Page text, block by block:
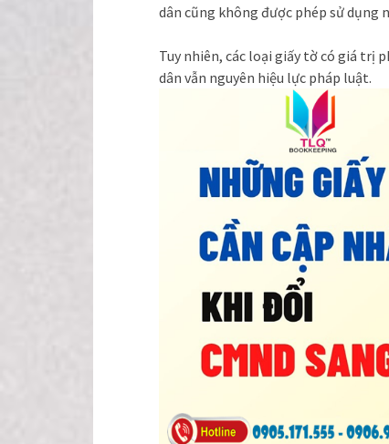
dân cũng không được phép sử dụng
Tuy nhiên, các loại giấy tờ có giá trị
dân vẫn nguyên hiệu lực pháp luật.